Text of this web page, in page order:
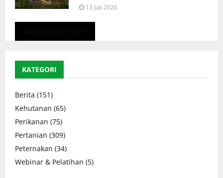
13 Juli 2026
KATEGORI
Berita (151)
Kehutanan (65)
Perikanan (75)
Pertanian (309)
Peternakan (34)
Webinar & Pelatihan (5)